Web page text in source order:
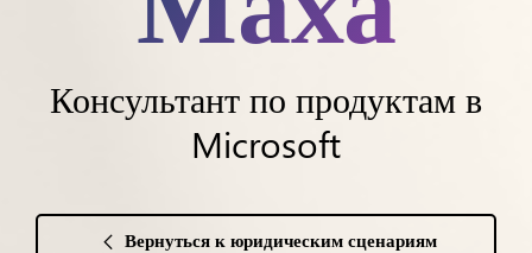
Консультант по продуктам в
Microsoft
Вернуться к юридическим сценариям